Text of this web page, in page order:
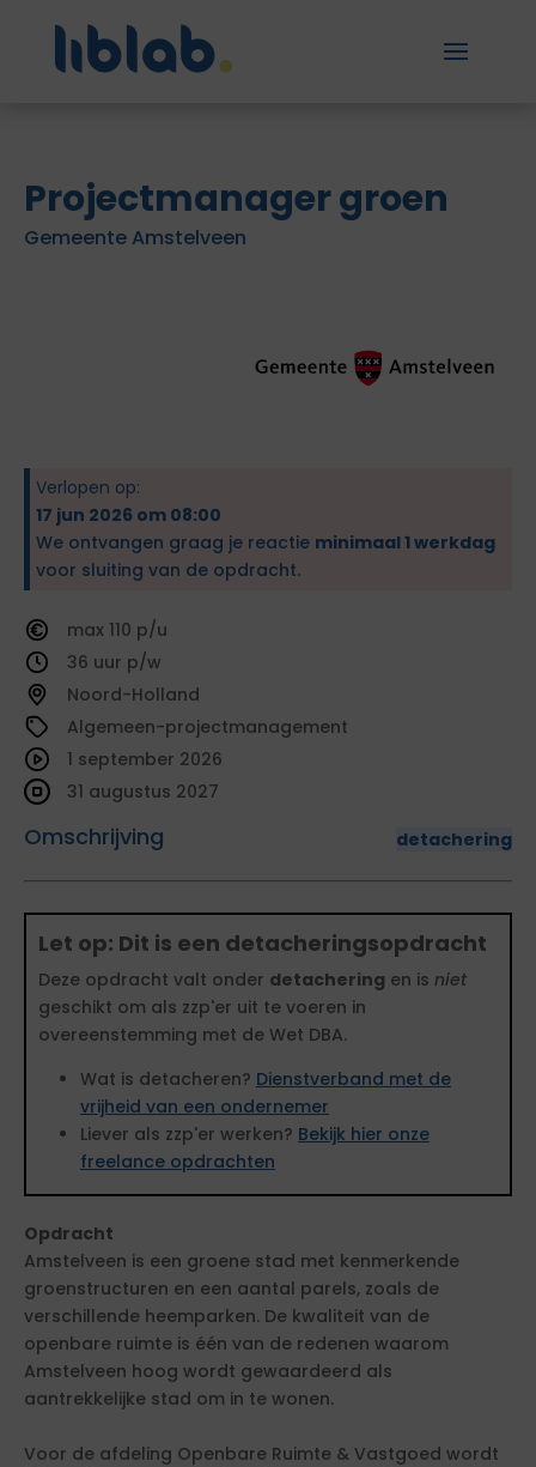
Projectmanager groen
Gemeente Amstelveen
Verlopen op:
17 jun 2026 om 08:00
We ontvangen graag je reactie minimaal 1 werkdag
voor sluiting van de opdracht.
110
36
Noord-Holland
Algemeen-projectmanagement
Omschrijving detachering
1 september 2026
31 augustus 2027
Let op: Dit is een detacheringsopdracht
Deze opdracht valt onder detachering en is niet
geschikt om als zzp'er uit te voeren in
overeenstemming met de Wet DBA.
Wat is detacheren? Dienstverband met de
vrijheid van een ondernemer
Liever als zzp'er werken? Bekijk hier onze
freelance opdrachten
Opdracht
Amstelveen is een groene stad met kenmerkende
groenstructuren en een aantal parels, zoals de
verschillende heemparken. De kwaliteit van de
openbare ruimte is één van de redenen waarom
Amstelveen hoog wordt gewaardeerd als
aantrekkelijke stad om in te wonen.
Voor de afdeling Openbare Ruimte & Vastgoed wordt